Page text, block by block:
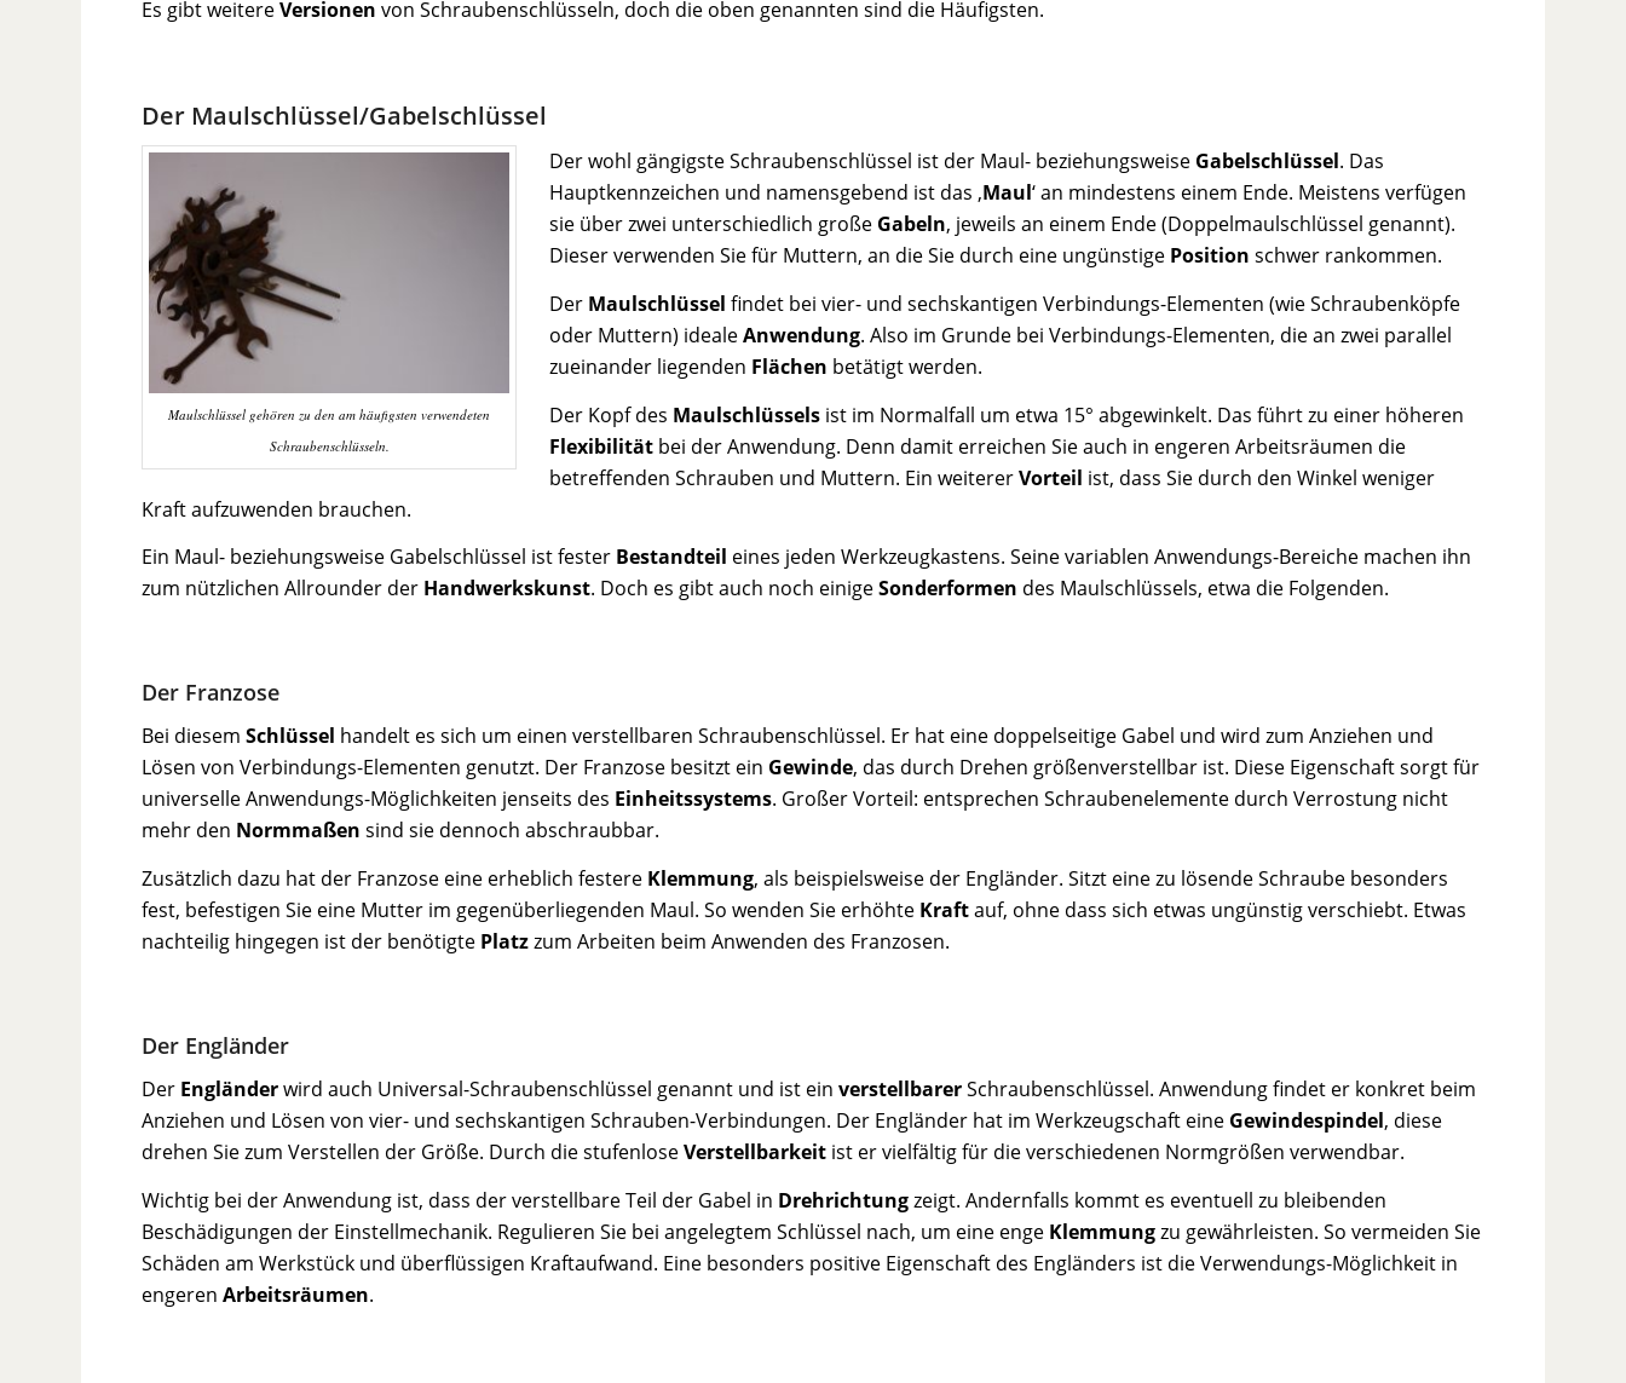
Es gibt weitereVersionen von Schraubenschlüsseln, doch die oben genannten sind die Häufigsten.
Der Maulschlüssel/Gabelschlüssel
Maulschlüssel gehören zu den am häufigsten verwendeten
Schraubenschlüsseln.
Der wohl gängigste Schraubenschlüssel ist der Maul- beziehungsweise Gabelschlüssel. Das
Hauptkennzeichen und namensgebend ist das ‚Maul‘ an mindestens einem Ende. Meistens verfügen
sie über zwei unterschiedlich große Gabeln, jeweils an einem Ende (Doppelmaulschlüssel genannt).
Dieser verwenden Sie für Muttern, an die Sie durch eine ungünstige Position schwer rankommen.
Der Maulschlüssel findet bei vier- und sechskantigen Verbindungs-Elementen (wie Schraubenköpfe
oder Muttern) idealeAnwendung. Also im Grunde bei Verbindungs-Elementen, die an zwei parallel
zueinander liegenden Flächen betätigt werden.
Der Kopf des Maulschlüssels ist im Normalfall um etwa 15° abgewinkelt. Das führt zu einer höheren
Flexibilität bei der Anwendung. Denn damit erreichen Sie auch in engeren Arbeitsräumen die
betreffenden Schrauben und Muttern. Ein weitererVorteil ist, dass Sie durch den Winkel weniger
Kraft aufzuwenden brauchen.
Ein Maul- beziehungsweise Gabelschlüssel ist fester Bestandteil eines jeden Werkzeugkastens. Seine variablen Anwendungs-Bereiche machen ihn
zum nützlichen Allrounder der Handwerkskunst. Doch es gibt auch noch einigeSonderformen des Maulschlüssels, etwa die Folgenden.
Der Franzose
Bei diesemSchlüssel handelt es sich um einen verstellbaren Schraubenschlüssel. Er hat eine doppelseitige Gabel und wird zum Anziehen und
Lösen von Verbindungs-Elementen genutzt. Der Franzose besitzt ein Gewinde, das durch Drehen größenverstellbar ist. Diese Eigenschaft sorgt für
universelle Anwendungs-Möglichkeiten jenseits des Einheitssystems. Großer Vorteil: entsprechen Schraubenelemente durch Verrostung nicht
mehr den Normmaßen sind sie dennoch abschraubbar.
Zusätzlich dazu hat der Franzose eine erheblich festere Klemmung, als beispielsweise der Engländer. Sitzt eine zu lösende Schraube besonders
fest, befestigen Sie eine Mutter im gegenüberliegenden Maul. So wenden Sie erhöhte Kraftauf, ohne dass sich etwas ungünstig verschiebt. Etwas
nachteilig hingegen ist der benötigte Platzzum Arbeiten beim Anwenden des Franzosen.
Der Engländer
Der Engländerwird auch Universal-Schraubenschlüssel genannt und ist einverstellbarerSchraubenschlüssel. Anwendung findet er konkret beim
Anziehen und Lösen von vier- und sechskantigen Schrauben-Verbindungen. Der Engländer hat im Werkzeugschaft eine Gewindespindel, diese
drehen Sie zum Verstellen der Größe. Durch die stufenloseVerstellbarkeit ist er vielfältig für die verschiedenen Normgrößen verwendbar.
Wichtig bei der Anwendung ist, dass der verstellbare Teil der Gabel in Drehrichtungzeigt. Andernfalls kommt es eventuell zu bleibenden
Beschädigungen der Einstellmechanik. Regulieren Sie bei angelegtem Schlüssel nach, um eine enge Klemmungzu gewährleisten. So vermeiden Sie
Schäden am Werkstück und überflüssigen Kraftaufwand. Eine besonders positive Eigenschaft des Engländers ist die Verwendungs-Möglichkeit in
engerenArbeitsräumen.